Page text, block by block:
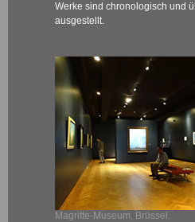
Werke sind chronologisch und
ausgestellt.
Magritte-Museum, Brüssel.